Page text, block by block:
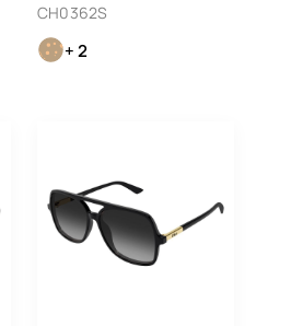
CH0362S
+ 2